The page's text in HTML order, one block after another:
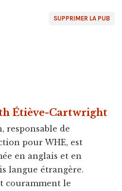
SUPPRIMER LA PUB
Étiève-Cartwright
responsable de
pour WHE, est
en anglais et en
langue étrangère.
couramment le